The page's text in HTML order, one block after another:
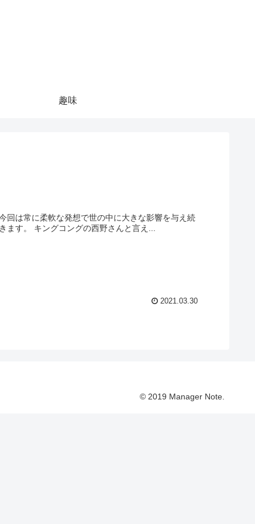
趣味
けている、お笑いコンビ「キングコング」の西野亮廣さんを徹底調査していきます。 キングコングの西野さんと言え...
2021.03.30
© 2019 Manager Note.